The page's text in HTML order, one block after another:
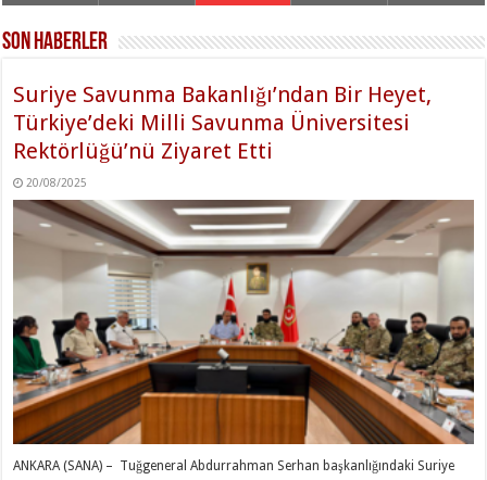
Son Haberler
Suriye Savunma Bakanlığı’ndan Bir Heyet,
Türkiye’deki Milli Savunma Üniversitesi
Rektörlüğü’nü Ziyaret Etti
20/08/2025
ANKARA (SANA) – Tuğgeneral Abdurrahman Serhan başkanlığındaki Suriye